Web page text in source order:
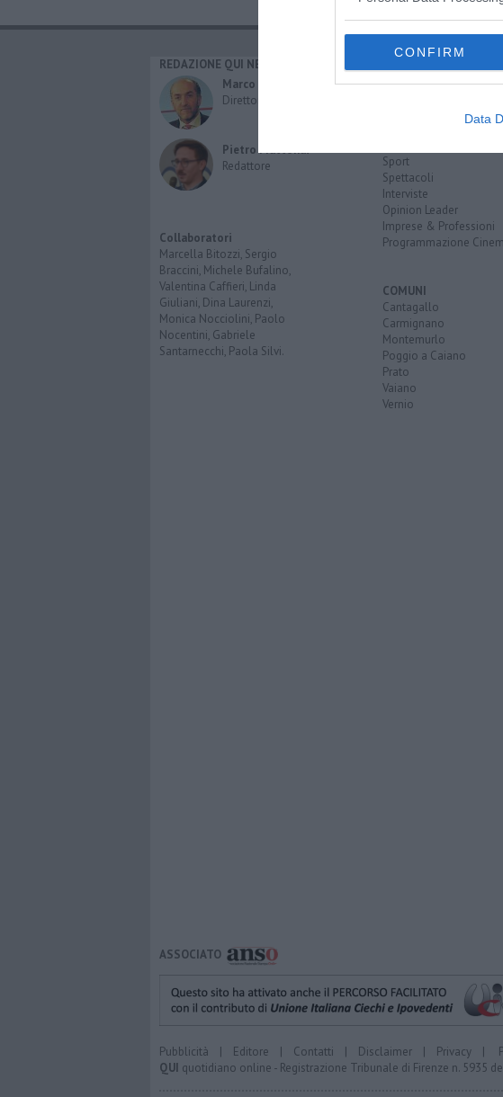
CONFIRM
Data
REDAZIONE QUI NEWS
Marco Migli
Direttore Responsabile
Pietro Mattonai
Redattore
Collaboratori
Marcella Bitozzi, Sergio
Braccini, Michele Bufalino,
Valentina Caffieri, Linda
Giuliani, Dina Laurenzi,
Monica Nocciolini, Paolo
Nocentini, Gabriele
Santarnecchi, Paola Silvi.
Cronaca
Sport
Spettacoli
Interviste
Opinion Leader
Imprese & Professioni
Programmazione
COMUNI
Cantagallo
Carmignano
Montemurlo
Poggio a Caiano
Prato
Vaiano
Vernio
ASSOCIATO
Pubblicità | Editore | Contatti | Disclaimer | Privacy |
QUI quotidiano online - Registrazione Tribunale di Firenze n. 5935